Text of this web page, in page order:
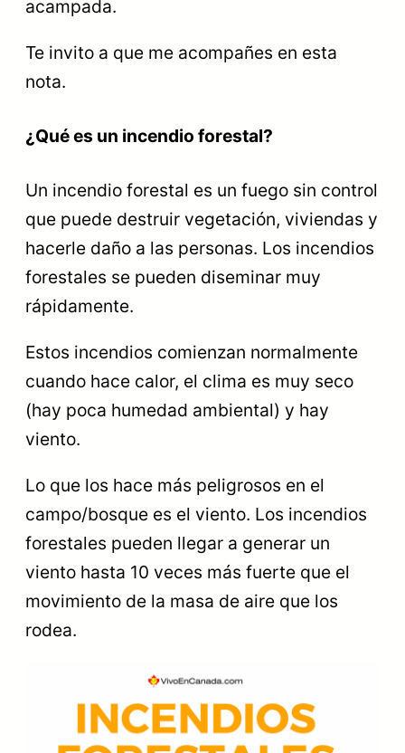
acampada.
Te invito a que me acompañes en esta
nota.
¿Qué es un incendio forestal?
Un incendio forestal es un fuego sin control
que puede destruir vegetación, viviendas y
hacerle daño a las personas. Los incendios
forestales se pueden diseminar muy
rápidamente.
Estos incendios comienzan normalmente
cuando hace calor, el clima es muy seco
(hay poca humedad ambiental) y hay
viento.
Lo que los hace más peligrosos en el
campo/bosque es el viento. Los incendios
forestales pueden llegar a generar un
viento hasta 10 veces más fuerte que el
movimiento de la masa de aire que los
rodea.